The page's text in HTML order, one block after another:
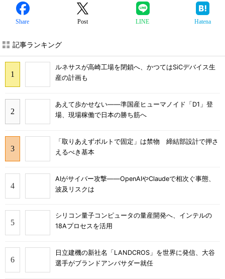
Share Post LINE Hatena
記事ランキング
ルネサスが高崎工場を閉鎖へ、かつてはSiCデバイス生
産の計画も
あえて歩かせない――準国産ヒューマノイド「D1」登
場、現場稼働で日本の勝ち筋へ
「取りあえずボルトで固定」は禁物 締結部設計で押さ
えるべき基本
AIがサイバー攻撃――OpenAIやClaudeで相次ぐ事態、
波及リスクは
シリコン量子コンピュータの量産開発へ、インテルの
18Aプロセスを活用
日立建機の新社名「LANDCROS」を世界に発信、大谷
選手がブランドアンバサダー就任